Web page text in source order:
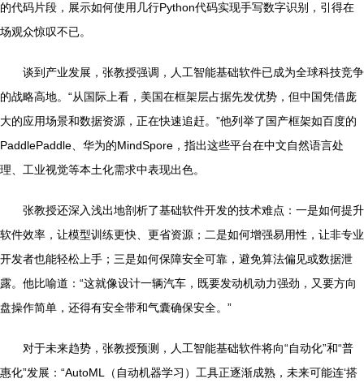
的代码片段，展示如何使用几行Python代码实现手写数字识别，引得在
场观众惊叹不已。
谈到产业发展，张教授强调，人工智能基础软件已成为全球科技竞争
的战略高地。“从国际上看，美国在框架层占据先发优势，但中国凭借庞
大的应用场景和数据资源，正在快速追赶。”他列举了国产框架如百度的
PaddlePaddle、华为的MindSpore，指出这些平台在中文自然语言处
理、工业视觉等本土化需求中表现出色。
张教授还深入浅出地剖析了基础软件开发的技术难点：一是如何提升
软件效率，让模型训练更快、更省资源；二是如何增强易用性，让非专业
开发者也能轻松上手；三是如何保障安全可靠，避免算法偏见或数据泄
露。他比喻道：“这就像设计一辆汽车，既要发动机动力强劲，又要方向
盘操作简单，还得有安全带和气囊确保安全。”
对于未来趋势，张教授预测，人工智能基础软件将向“自动化”和“普
惠化”发展：“AutoML（自动机器学习）工具正逐渐成熟，未来可能连‘搭